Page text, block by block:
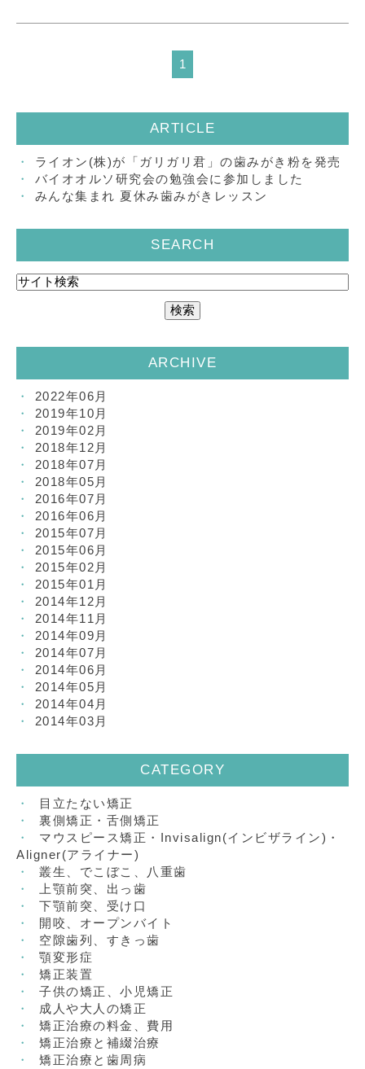
1
ARTICLE
ライオン(株)が「ガリガリ君」の歯みがき粉を発売
バイオオルソ研究会の勉強会に参加しました
みんな集まれ 夏休み歯みがきレッスン
SEARCH
ARCHIVE
2022年06月
2019年10月
2019年02月
2018年12月
2018年07月
2018年05月
2016年07月
2016年06月
2015年07月
2015年06月
2015年02月
2015年01月
2014年12月
2014年11月
2014年09月
2014年07月
2014年06月
2014年05月
2014年04月
2014年03月
CATEGORY
目立たない矯正
裏側矯正・舌側矯正
マウスピース矯正・Invisalign(インビザライン)・
Aligner(アライナー)
叢生、でこぼこ、八重歯
上顎前突、出っ歯
下顎前突、受け口
開咬、オープンバイト
空隙歯列、すきっ歯
顎変形症
矯正装置
子供の矯正、小児矯正
成人や大人の矯正
矯正治療の料金、費用
矯正治療と補綴治療
矯正治療と歯周病